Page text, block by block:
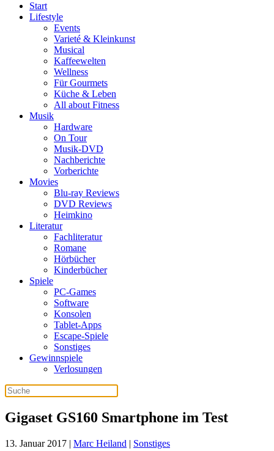
Start
Lifestyle
Events
Varieté & Kleinkunst
Musical
Kaffeewelten
Wellness
Für Gourmets
Küche & Leben
All about Fitness
Musik
Hardware
On Tour
Musik-DVD
Nachberichte
Vorberichte
Movies
Blu-ray Reviews
DVD Reviews
Heimkino
Literatur
Fachliteratur
Romane
Hörbücher
Kinderbücher
Spiele
PC-Games
Software
Konsolen
Tablet-Apps
Escape-Spiele
Sonstiges
Gewinnspiele
Verlosungen
Gigaset GS160 Smartphone im Test
13. Januar 2017 | Marc Heiland | Sonstiges